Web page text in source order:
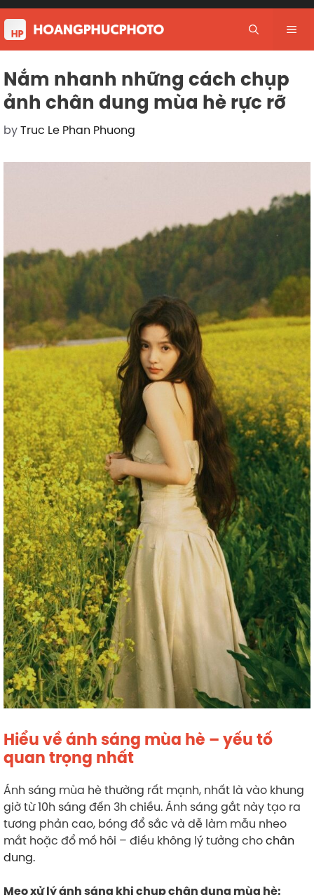
Skip
to
content
Nắm nhanh những cách chụp
ảnh chân dung mùa hè rực rỡ
byTruc Le Phan Phuong
Hiểu về ánh sáng mùa hè – yếu tố
quan trọng nhất
Ánh sáng mùa hè thường rất mạnh, nhất là vào khung
giờ từ 10h sáng đến 3h chiều. Ánh sáng gắt này tạo ra
tương phản cao, bóng đổ sắc và dễ làm mẫu nheo
mắt hoặc đổ mồ hôi – điều không lý tưởng chochân
dung.
Mẹo xử lý ánh sáng khi chụp chân dung mùa hè: